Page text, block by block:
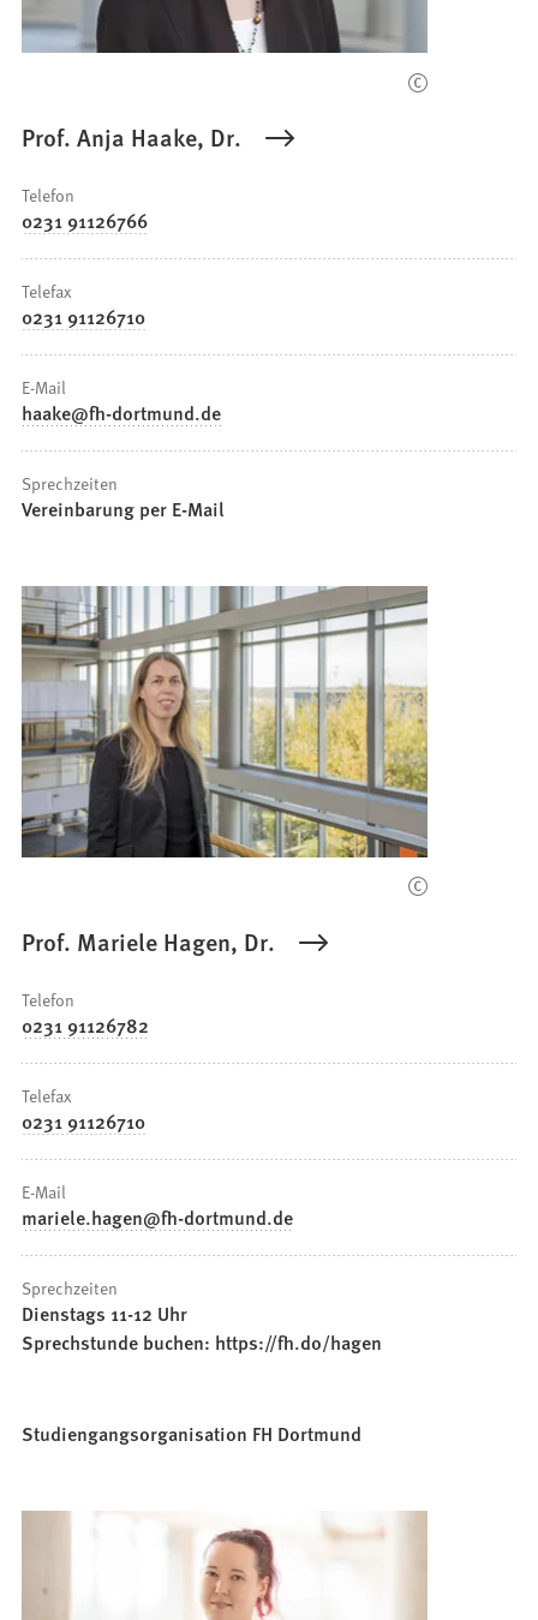
e
b
n
e
n
a
b
)
Prof. Anja Haake, Dr.
Telefon
0231 91126766
Telefax
0231 91126710
E-Mail
haake fh-dortmund de
Sprechzeiten
Vereinbarung per E-Mail
Prof. Mariele Hagen, Dr.
Telefon
0231 91126782
Telefax
0231 91126710
E-Mail
mariele.hagen fh-dortmund de
Sprechzeiten
Dienstags 11-12 Uhr
Sprechstunde buchen: https://fh.do/hagen
Studiengangsorganisation FH Dortmund